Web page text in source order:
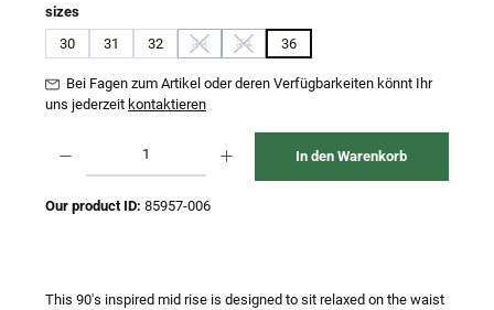
sizesauswählen
30
31 32 33
(Diese Option ist zurzeit nicht verfügbar.)
34
(Diese Option ist zurzeit nicht verfügbar.)
36
Bei Fagen zum Artikel oder deren Verfügbarkeiten könnt Ihr
uns jederzeit kontaktieren
In den Warenkorb
Our product ID: 85957-006
This 90's inspired mid rise is designed to sit relaxed on the waist